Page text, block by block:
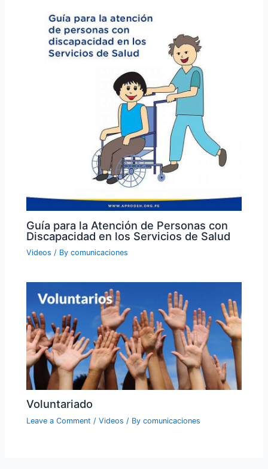
Guía para la Atención de Personas con
Discapacidad en los Servicios de Salud
Videos / Bycomunicaciones
Voluntariado
Leave a Comment /Videos / Bycomunicaciones